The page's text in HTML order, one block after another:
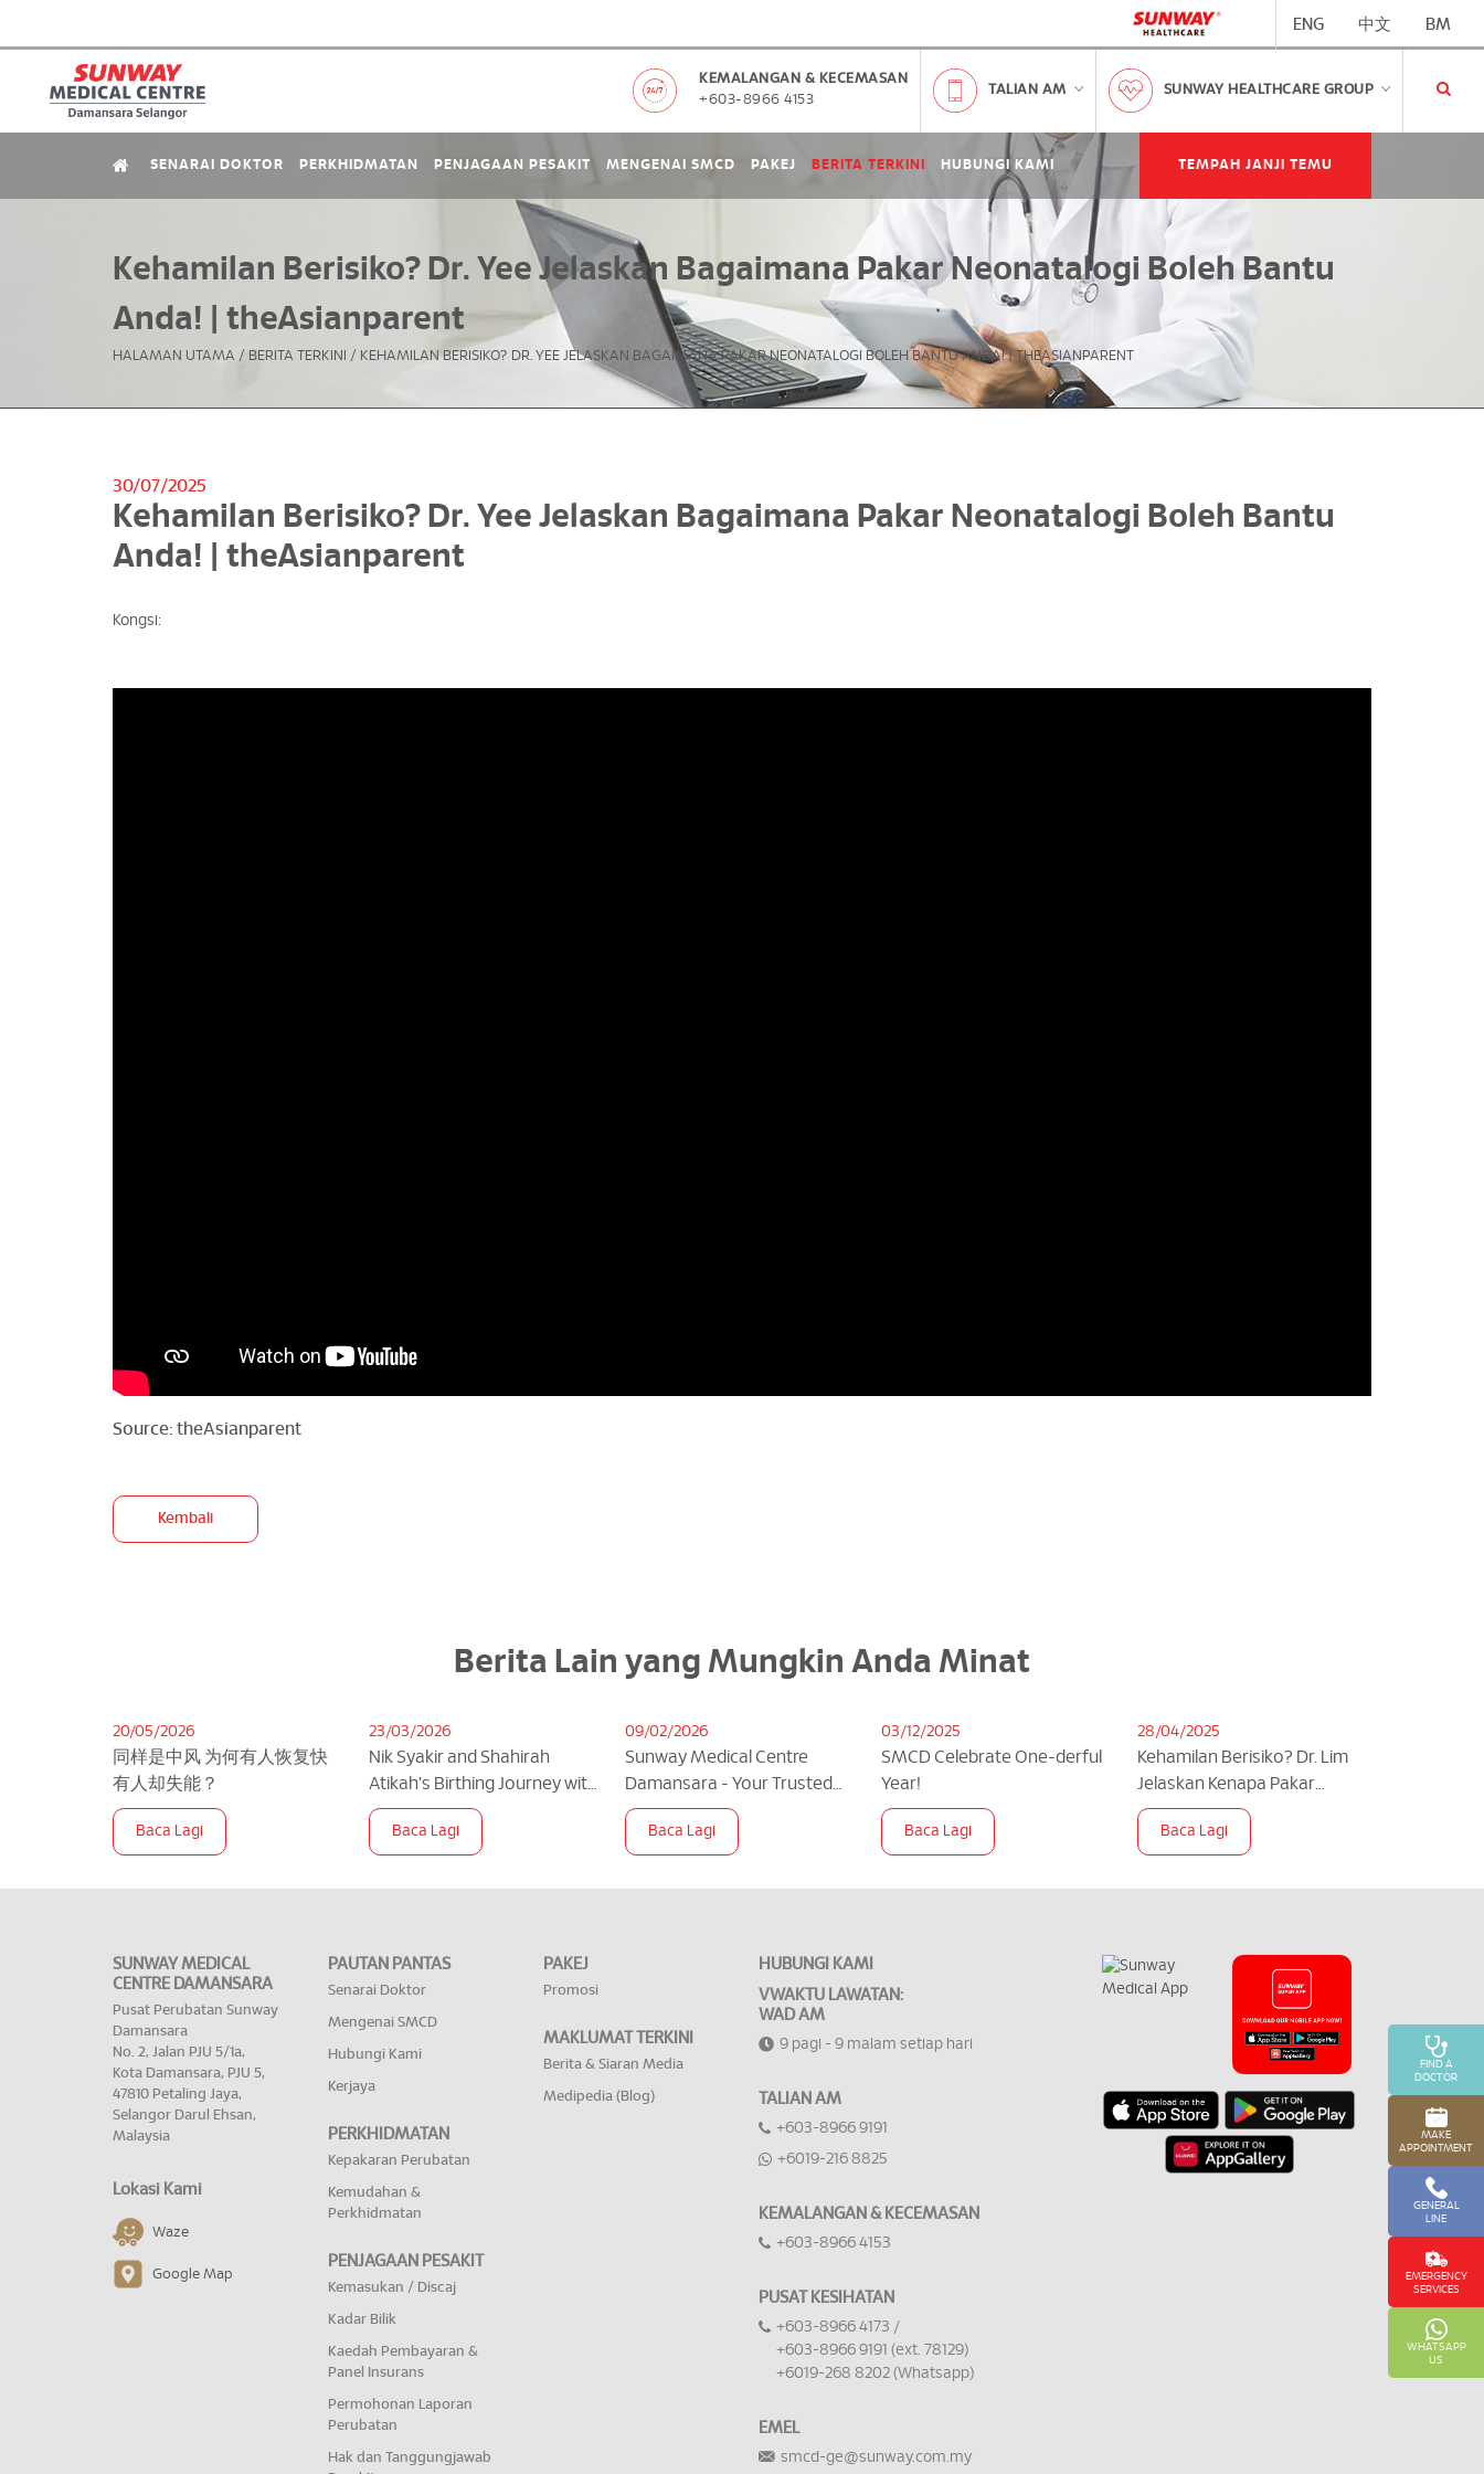
ENG 中文 BM
KEMALANGAN & KECEMASAN
+603-8966 4153
TALIAN AM SUNWAY HEALTHCARE GROUP
SENARAI DOKTOR PERKHIDMATAN PENJAGAAN PESAKIT MENGENAI SMCD PAKEJ BERITA TERKINI HUBUNGI KAMI TEMPAH JANJI TEMU
FIND A
DOCTOR
MAKE
APPOINTMENT
GENERAL
LINE
EMERGENCY
SERVICES
WHATSAPP
US
Kehamilan Berisiko? Dr. Yee Jelaskan Bagaimana Pakar Neonatalogi Boleh Bantu
Anda! | theAsianparent
HALAMAN UTAMA / BERITA TERKINI / KEHAMILAN BERISIKO? DR. YEE JELASKAN BAGAIMANA PAKAR NEONATALOGI BOLEH BANTU ANDA! | THEASIANPARENT
30/07/2025
Kehamilan Berisiko? Dr. Yee Jelaskan Bagaimana Pakar Neonatalogi Boleh Bantu
Anda! | theAsianparent
Kongsi:
Source: theAsianparent
Kembali
Berita Lain yang Mungkin Anda Minat
20/05/2026
同样是中风 为何有人恢复快
有人却失能？
Baca Lagi
23/03/2026
Nik Syakir and Shahirah
Atikah's Birthing Journey with
SMCD
Baca Lagi
09/02/2026
Sunway Medical Centre
Damansara - Your Trusted
Partner In Maternity Care
Baca Lagi
03/12/2025
SMCD Celebrate One-derful
Year!
Baca Lagi
28/04/2025
Kehamilan Berisiko? Dr. Lim
Jelaskan Kenapa Pakar
Maternal Fetal Medicine
Penting!
Baca Lagi
SUNWAY MEDICAL
CENTRE DAMANSARA
Pusat Perubatan Sunway
Damansara
No. 2, Jalan PJU 5/1a,
Kota Damansara, PJU 5,
47810 Petaling Jaya,
Selangor Darul Ehsan,
Malaysia
Lokasi Kami
Waze
Google Map
PAUTAN PANTAS
Senarai Doktor
Mengenai SMCD
Hubungi Kami
Kerjaya
PERKHIDMATAN
Kepakaran Perubatan
Kemudahan &
Perkhidmatan
PENJAGAAN PESAKIT
Kemasukan / Discaj
Kadar Bilik
Kaedah Pembayaran &
Panel Insurans
Permohonan Laporan
Perubatan
Hak dan Tanggungjawab
PAKEJ
Promosi
MAKLUMAT TERKINI
Berita & Siaran Media
Medipedia (Blog)
HUBUNGI KAMI
VWAKTU LAWATAN:
WAD AM
9 pagi - 9 malam setiap hari
TALIAN AM
+603-8966 9191
+6019-216 8825
KEMALANGAN & KECEMASAN
+603-8966 4153
PUSAT KESIHATAN
+603-8966 4173 /
+603-8966 9191 (ext. 78129)
+6019-268 8202 (Whatsapp)
EMEL
smcd-ge@sunway.com.my